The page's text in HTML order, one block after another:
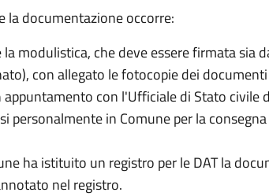
la documentazione occorre:
la modulistica, che deve essere firmata sia
con allegato le fotocopie dei
appuntamento con l'Ufficiale di Stato civile
personalmente in Comune per la
ha istituito un registro per le DAT la
nel registro.